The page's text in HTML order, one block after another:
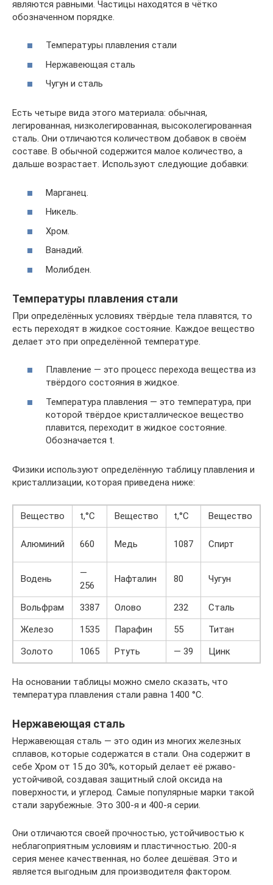
являются равными. Частицы находятся в чётко
обозначенном порядке.
Температуры плавления стали
Нержавеющая сталь
Чугун и сталь
Есть четыре вида этого материала: обычная,
легированная, низколегированная, высоколегированная
сталь. Они отличаются количеством добавок в своём
составе. В обычной содержится малое количество, а
дальше возрастает. Используют следующие добавки:
Марганец.
Никель.
Хром.
Ванадий.
Молибден.
Температуры плавления стали
При определённых условиях твёрдые тела плавятся, то
есть переходят в жидкое состояние. Каждое вещество
делает это при определённой температуре.
Плавление — это процесс перехода вещества из
твёрдого состояния в жидкое.
Температура плавления — это температура, при
которой твёрдое кристаллическое вещество
плавится, переходит в жидкое состояние.
Обозначается t.
Физики используют определённую таблицу плавления и
кристаллизации, которая приведена ниже:
Вещество t,°C Вещество t,°C Вещество
Алюминий 660 Медь 1087 Спирт
Водень
—
256
Нафталин 80 Чугун
Вольфрам 3387 Олово 232 Сталь
Железо
1535 Парафин 55 Титан
Золото
1065 Ртуть — 39 Цинк
На основании таблицы можно смело сказать, что
температура плавления стали равна 1400 °C.
Нержавеющая сталь
Нержавеющая сталь — это один из многих железных
сплавов, которые содержатся в стали. Она содержит в
себе Хром от 15 до 30%, который делает её ржаво-
устойчивой, создавая защитный слой оксида на
поверхности, и углерод. Самые популярные марки такой
стали зарубежные. Это 300-я и 400-я серии.
Они отличаются своей прочностью, устойчивостью к
неблагоприятным условиям и пластичностью. 200-я
серия менее качественная, но более дешёвая. Это и
является выгодным для производителя фактором.